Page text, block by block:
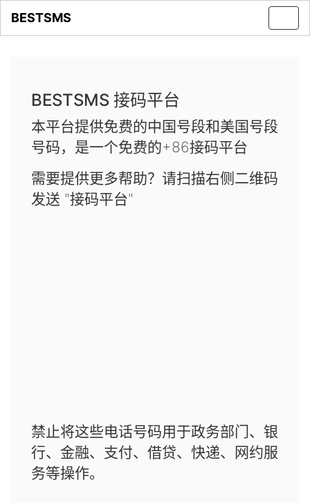
BESTSMS
BESTSMS 接码平台
本平台提供免费的中国号段和美国号段
号码，是一个免费的+86接码平台
需要提供更多帮助？请扫描右侧二维码
发送 "接码平台"
禁止将这些电话号码用于政务部门、银
行、金融、支付、借贷、快递、网约服
务等操作。